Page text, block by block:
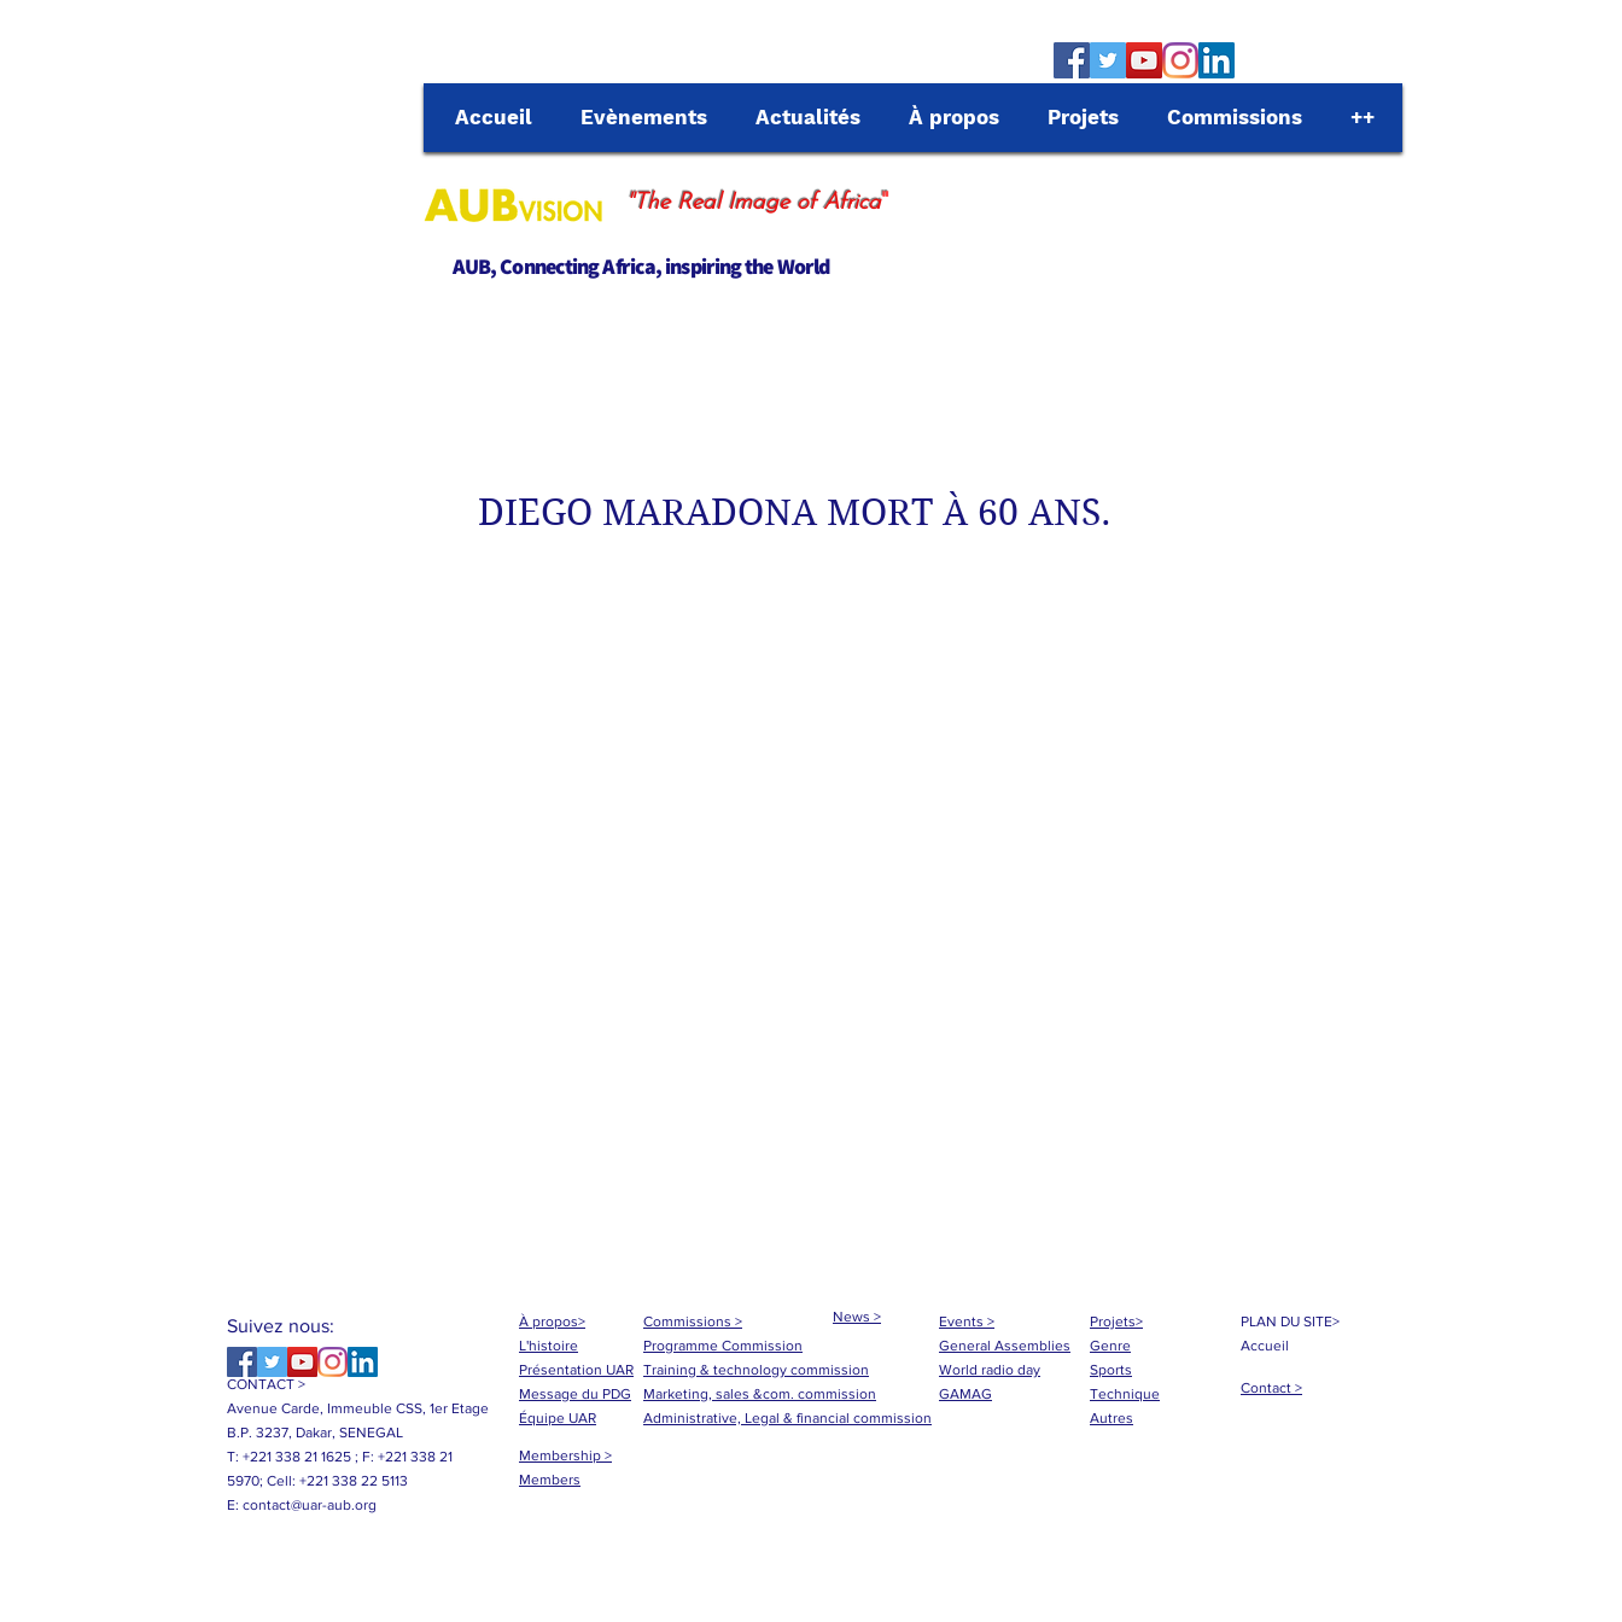
Accueil Evènements Actualités À propos Projets Commissions ++
"The Real Image of Africa"
AUB, Connecting Africa, inspiring the World
DIEGO MARADONA MORT À 60 ANS.
Suivez nous:
CONTACT >
Avenue Carde, Immeuble CSS, 1er Etage
B.P. 3237, Dakar, SENEGAL
T: +221 338 21 1625 ; F: +221 338 21
5970; Cell: +221 338 22 5113
E: contact@uar-aub.org
Commissions >
Programme Commission
Training & technology commission
Marketing, sales &com. commission
Administrative, Legal & financial commission
Membership >
Members
Events >
General Assemblies
World radio day
GAMAG
News >
À propos>
L'histoire
Présentation UAR
Message du PDG
Équipe UAR
Projets>
Genre
Sports
Technique
Autres
PLAN DU SITE>
Accueil
Contact >